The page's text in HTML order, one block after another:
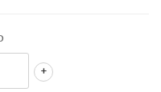
+